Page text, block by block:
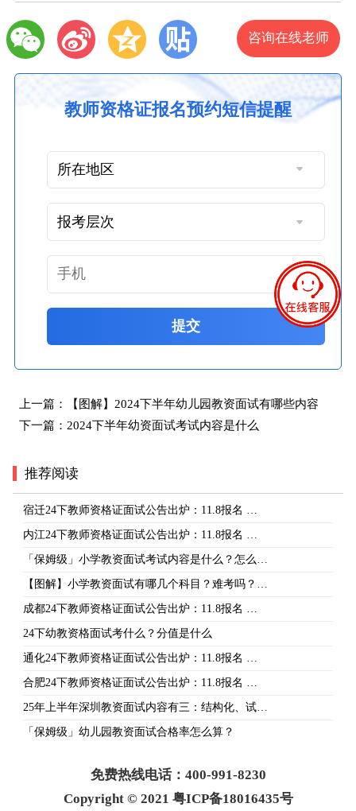
咨询在线老师
教师资格证报名预约短信提醒
提交
上一篇：
【图解】2024下半年幼儿园教资面试有哪些内容
下一篇： 2024下半年幼资面试考试内容是什么
推荐阅读
宿迁24下教师资格证面试公告出炉：11.8报名 …
内江24下教师资格证面试公告出炉：11.8报名 …
「保姆级」小学教资面试考试内容是什么？怎么…
【图解】小学教资面试有哪几个科目？难考吗？…
成都24下教师资格证面试公告出炉：11.8报名 …
24下幼教资格面试考什么？分值是什么
通化24下教师资格证面试公告出炉：11.8报名 …
合肥24下教师资格证面试公告出炉：11.8报名 …
25年上半年深圳教资面试内容有三：结构化、试…
「保姆级」幼儿园教资面试合格率怎么算？
免费热线电话：400-991-8230
Copyright © 2021 粤ICP备18016435号